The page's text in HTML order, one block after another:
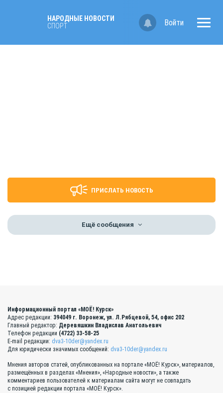
НАРОДНЫЕ НОВОСТИ
СПОРТ
Войти
ПРИСЛАТЬ НОВОСТЬ
Ещё сообщения
Информационный портал «МОЁ! Курск»
Адрес редакции: 394049 г. Воронеж, ул. Л.Рябцевой, 54, офис 202
Главный редактор: Деревяшкин Владислав Анатольевич
Телефон редакции (4722) 33-58-25
E-mail редакции: dva3-10der@yandex.ru
Для юридически значимых сообщений: dva3-10der@yandex.ru
Мнения авторов статей, опубликованных на портале «МОЁ! Курск», материалов,
размещённых в разделах «Мнения», «Народные новости», а также
комментариев пользователей к материалам сайта могут не совпадать
с позицией редакции портала «МОЁ! Курск».